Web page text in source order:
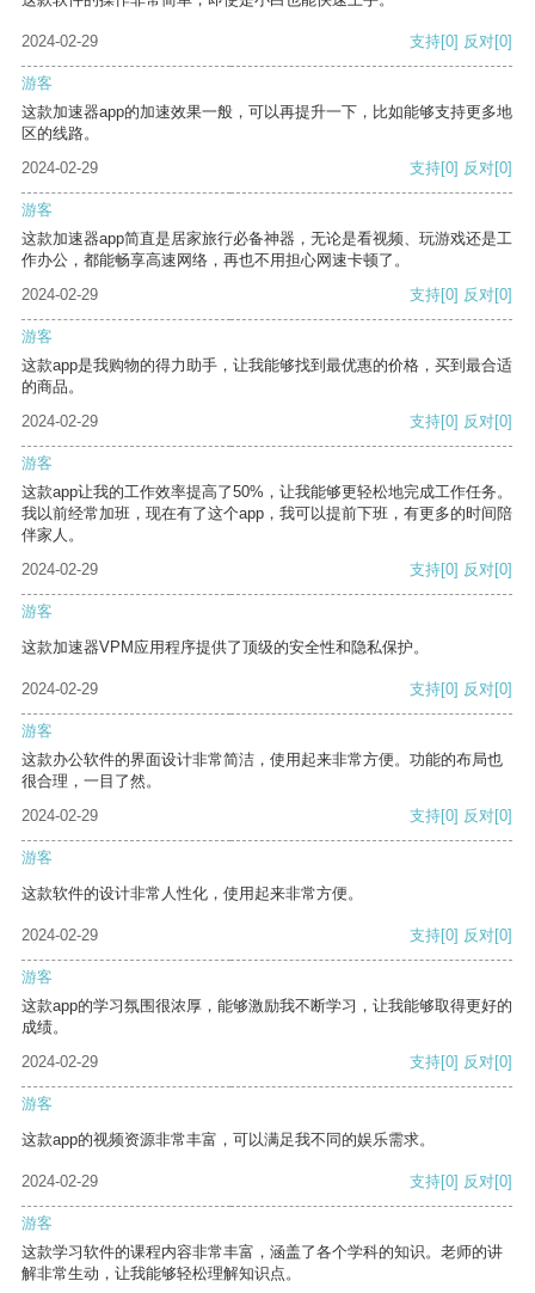
2024-02-29 支持[0] 反对[0]
游客
这款加速器app的加速效果一般，可以再提升一下，比如能够支持更多地
区的线路。
2024-02-29
支持[0] 反对[0]
游客
这款加速器app简直是居家旅行必备神器，无论是看视频、玩游戏还是工
作办公，都能畅享高速网络，再也不用担心网速卡顿了。
2024-02-29
支持[0] 反对[0]
游客
这款app是我购物的得力助手，让我能够找到最优惠的价格，买到最合适
的商品。
2024-02-29
支持[0] 反对[0]
游客
这款app让我的工作效率提高了50%，让我能够更轻松地完成工作任务。
我以前经常加班，现在有了这个app，我可以提前下班，有更多的时间陪
伴家人。
2024-02-29
支持[0] 反对[0]
游客
这款加速器VPM应用程序提供了顶级的安全性和隐私保护。
2024-02-29 支持[0] 反对[0]
游客
这款办公软件的界面设计非常简洁，使用起来非常方便。功能的布局也
很合理，一目了然。
2024-02-29
支持[0] 反对[0]
游客
这款软件的设计非常人性化，使用起来非常方便。
2024-02-29 支持[0] 反对[0]
游客
这款app的学习氛围很浓厚，能够激励我不断学习，让我能够取得更好的
成绩。
2024-02-29
支持[0] 反对[0]
游客
这款app的视频资源非常丰富，可以满足我不同的娱乐需求。
2024-02-29 支持[0] 反对[0]
游客
这款学习软件的课程内容非常丰富，涵盖了各个学科的知识。老师的讲
解非常生动，让我能够轻松理解知识点。